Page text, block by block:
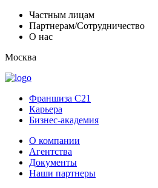
Частным лицам
Партнерам/Сотрудничество
О нас
Москва
Франшиза C21
Карьера
Бизнес-академия
О компании
Агентства
Документы
Наши партнеры